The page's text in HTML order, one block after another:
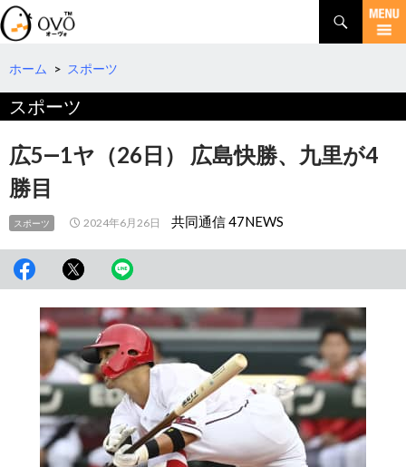
検
索
コ
テ
へ
動
ホーム > スポーツ
スポーツ
広5―1ヤ（26日） 広島快勝、九里が4
勝目
スポーツ 2024年6月26日 共同通信 47NEWS